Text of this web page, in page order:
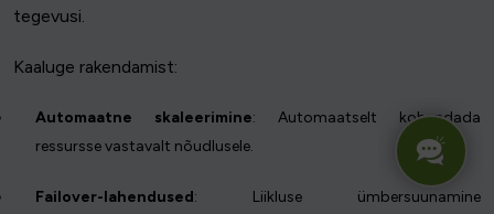
tegevusi.
Kaaluge rakendamist:
Automaatne skaleerimine: Automaatselt kohandada
ressursse vastavalt nõudlusele.
Failover-lahendused: Liikluse ümbersuunamine